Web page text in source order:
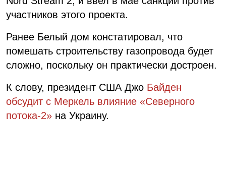
участников этого проекта.
Ранее Белый дом констатировал, что
помешать строительству газопровода будет
сложно, поскольку он практически достроен.
К слову, президент США Джо Байден
обсудит с Меркель влияние «Северного
потока-2» на Украину.